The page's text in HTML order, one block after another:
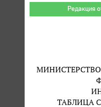
Редакция
ТАБЛИЦА